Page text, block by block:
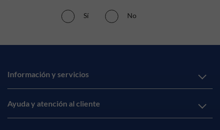
Sí No
Información y servicios
Ayuda y atención al cliente